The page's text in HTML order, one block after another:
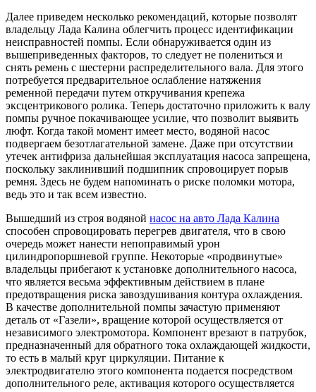
Далее приведем несколько рекомендаций, которые позволят
владельцу Лада Калина облегчить процесс идентификации
неисправностей помпы. Если обнаруживается один из
вышеприведенных факторов, то следует не полениться и
снять ремень с шестерни распределительного вала. Для этого
потребуется предварительное ослабление натяжения
ременной передачи путем откручивания крепежа
эксцентрикового ролика. Теперь достаточно приложить к валу
помпы ручное покачивающее усилие, что позволит выявить
люфт. Когда такой момент имеет место, водяной насос
подвергаем безотлагательной замене. Даже при отсутствии
утечек антифриза дальнейшая эксплуатация насоса запрещена,
поскольку заклинивший подшипник спровоцирует порыв
ремня. Здесь не будем напоминать о риске поломки мотора,
ведь это и так всем известно.
Вышедший из строя водяной насос на авто Лада Калина
способен спровоцировать перегрев двигателя, что в свою
очередь может нанести непоправимый урон
цилиндропоршневой группе. Некоторые «продвинутые»
владельцы прибегают к установке дополнительного насоса,
что является весьма эффективным действием в плане
предотвращения риска завоздушивания контура охлаждения.
В качестве дополнительной помпы зачастую применяют
деталь от «Газели», вращение которой осуществляется от
независимого электромотора. Компонент врезают в патрубок,
предназначенный для обратного тока охлаждающей жидкости,
то есть в малый круг циркуляции. Питание к
электродвигателю этого компонента подается посредством
дополнительного реле, активация которого осуществляется